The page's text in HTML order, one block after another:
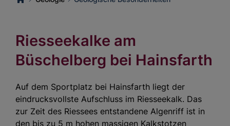
Riesseekalke am
Büschelberg bei Hainsfarth
Auf dem Sportplatz bei Hainsfarth liegt der
eindrucksvollste Aufschluss im Riesseekalk. Das
zur Zeit des Riessees entstandene Algenriff ist in
den bis zu 5 m hohen massigen Kalkstotzen